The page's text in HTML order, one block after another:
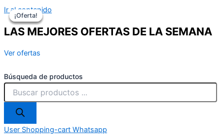
Ir al contenido
LAS MEJORES OFERTAS DE LA SEMANA
Ver ofertas
Búsqueda de productos
User Shopping-cart Whatsapp
¡Oferta!
¡Oferta!
¡Oferta!
¡Oferta!